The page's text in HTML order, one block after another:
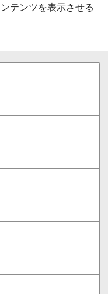
テンツを表示させる